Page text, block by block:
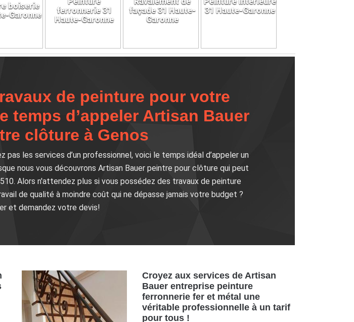
boiserie
Garonne
ferronnerie 31
Haute-Garonne
façade 31 Haute-
Garonne
31 Haute-Garonne
de peinture pour votre
d’appeler Artisan Bauer
clôture à Genos
les services d’un professionnel, voici le temps idéal d’appeler un
nous vous découvrons Artisan Bauer peintre pour clôture qui peut
Alors n'attendez plus si vous possédez des travaux de peinture
de qualité à moindre coût qui ne dépasse jamais votre budget ?
et demandez votre devis!
Croyez aux services de Artisan
Bauer entreprise peinture
ferronnerie fer et métal une
véritable professionnelle à un tarif
pour tous !